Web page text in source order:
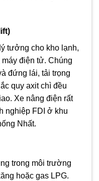
tưởng cho kho lạnh,
điện tử. Chúng
đứng lái, tải trọng
quy axit chì đều
Xe nâng điện rất
nghiệp FDI ở khu
Nhất.
trong môi trường
hoặc gas LPG.